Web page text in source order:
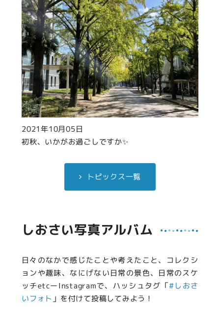
2021年10月05日
初秋、いかがお過ごしですか✨
トピックス一覧
しおさい写真アルバム
日々のなかで感じたことや考えたこと、コレクシ
ョンや趣味、なにげない日常の景色、日常のスケ
ッチetcーInstagramで、ハッシュタグ「#しおさ
いフォト 」を付けて投稿してみよう！